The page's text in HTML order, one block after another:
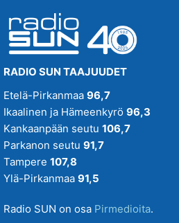
RADIO SUN TAAJUUDET
Etelä-Pirkanmaa 96,7
Ikaalinen ja Hämeenkyrö 96,3
Kankaanpään seutu 106,7
Parkanon seutu 91,7
Tampere 107,8
Ylä-Pirkanmaa 91,5
Radio SUN on osa Pirmedioita.